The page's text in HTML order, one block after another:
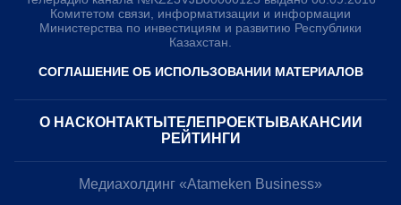
Комитетом связи, информатизации и информации
Министерства по инвестициям и развитию Республики
Казахстан.
СОГЛАШЕНИЕ ОБ ИСПОЛЬЗОВАНИИ МАТЕРИАЛОВ
О НАС КОНТАКТЫ ТЕЛЕПРОЕКТЫ ВАКАНСИИ
РЕЙТИНГИ
Медиахолдинг «Atameken Business»